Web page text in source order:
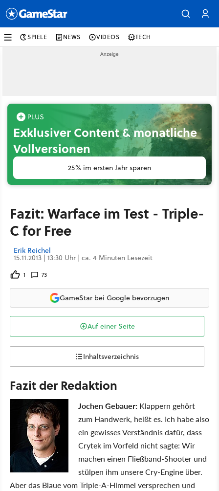
SPIELE NEWS VIDEOS TECH
Exklusiver Content & monatliche
Vollversionen
25% im ersten Jahr sparen
Fazit: Warface im Test - Triple-
C for Free
Erik Reichel
15.11.2013 | 13:30 Uhr | ca. 4 Minuten Lesezeit
1 73
GameStar bei Google bevorzugen
Auf einer Seite
Inhaltsverzeichnis
Fazit der Redaktion
Jochen Gebauer: Klappern gehört
zum Handwerk, heißt es. Ich habe also
ein gewisses Verständnis dafür, dass
Crytek im Vorfeld nicht sagte: Wir
machen einen Fließband-Shooter und
stülpen ihm unsere Cry-Engine über.
Aber das Blaue vom Triple-A-Himmel versprechen und